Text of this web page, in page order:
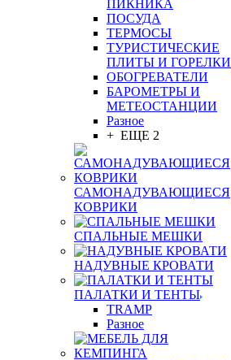
ПИКНИКА
ПОСУДА
ТЕРМОСЫ
ТУРИСТИЧЕСКИЕ
ПЛИТЫ И ГОРЕЛКИ
ОБОГРЕВАТЕЛИ
БАРОМЕТРЫ И
МЕТЕОСТАНЦИИ
Разное
+ ЕЩЕ 2
САМОНАДУВАЮЩИЕСЯ
КОВРИКИ
СПАЛЬНЫЕ МЕШКИ
НАДУВНЫЕ КРОВАТИ
ПАЛАТКИ И ТЕНТЫ
TRAMP
Разное